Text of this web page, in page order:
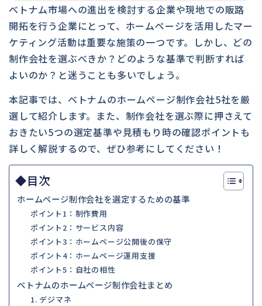
ベトナム市場への進出を検討する企業や現地での販路
開拓を行う企業にとって、ホームページを活用したマー
ケティング活動は重要な施策の一つです。しかし、どの
制作会社を選ぶべきか？どのような基準で判断すれば
よいのか？と迷うことも多いでしょう。
本記事では、ベトナムのホームページ制作会社5社を厳
選して紹介します。また、制作会社を選ぶ際に押さえて
おきたい5つの選定基準や見積もり時の確認ポイントも
詳しく解説するので、ぜひ参考にしてください！
◆目次
ホームページ制作会社を選定するための基準
ポイント1：制作費用
ポイント2：サービス内容
ポイント3：ホームページ公開後の保守
ポイント4：ホームページ運用支援
ポイント5：自社の相性
ベトナムのホームページ制作会社まとめ
1. デジマネ